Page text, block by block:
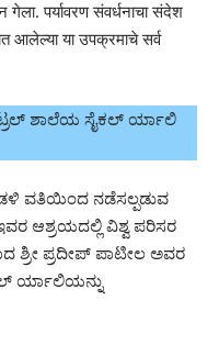
पर्यावरण संवर्धनाचा संदेश
आलेल्या या उपक्रमाचे सर्व
ಶಾಲೆಯ ಸೈಕಲ್ ರ್ಯಾಲಿ
ವತಿಯಿಂದ ನಡೆಸಲ್ಪಡುವ
ಆಶ್ರಯದಲ್ಲಿ ವಿಶ್ವ ಪರಿಸರ
ಶ್ರೀ ಪ್ರದೀಪ್ ಪಾಟೀಲ ಅವರ
ರ್ಯಾಲಿಯನ್ನು